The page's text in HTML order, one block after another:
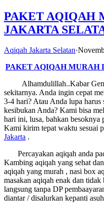
PAKET AQIQAH
JAKARTA
Aqiqah Jakarta Selatan·
PAKET AQIQAH MURAH
Alhamdulillah..Kabar
sekitarnya. Anda ingin cepat
3-4 hari? Atau Anda lupa harus
kesibukan Anda? Kami bisa
hari ini, lusa, bahkan besoknya
Kami kirim tepat waktu sesuai
Jakarta .
Percayakan aqiqah anda
Kambing aqiqah yang sehat
aqiqah yang murah , nasi box
masakan aqiqah enak dan tidak
langsung tanpa DP
diantar / disalurkan kepanti